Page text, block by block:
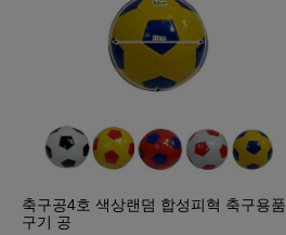
축구공4호 색상랜덤 합성피혁 축구용품
구기 공